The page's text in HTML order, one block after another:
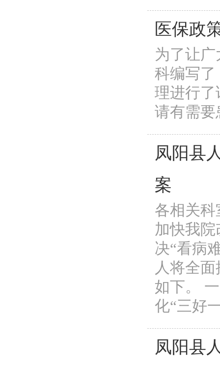
医保政
为了让
科编写了
理进行了
请有需要
凤阳县
案
各相关
加快我
决“看病
人将全
如下。
化“三好
凤阳县